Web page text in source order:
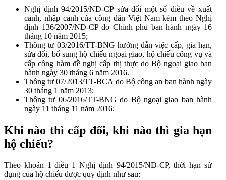
Nghị định 94/2015/NĐ-CP sửa đổi một số điều về xuất
cảnh, nhập cảnh của công dân Việt Nam kèm theo Nghị
định 136/2007/NĐ-CP do Chính phủ ban hành ngày 16
tháng 10 năm 2015;
Thông tư 03/2016/TT-BNG hướng dẫn việc cấp, gia hạn,
sửa đổi, bổ sung hộ chiếu ngoại giao, hộ chiếu công vụ và
cấp công hàm đề nghị cấp thị thực do Bộ ngoại giao ban
hành ngày 30 tháng 6 năm 2016.
Thông tư 07/2013/TT-BCA do Bộ công an ban hành ngày
30 tháng 1 năm 2013;
Thông tư 06/2016/TT-BNG do Bộ ngoại giao ban hành
ngày 11 tháng 11 năm 2016;
Khi nào thì cấp đổi, khi nào thì gia hạn
hộ chiếu?
Theo khoản 1 điều 1 Nghị định 94/2015/NĐ-CP, thời hạn sử
dụng của hộ chiếu được quy định như sau: